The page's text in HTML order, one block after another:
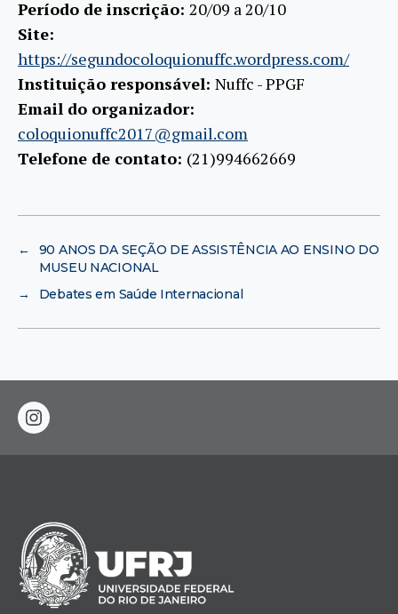
Período de inscrição: 20/09 a 20/10
Site:
https://segundocoloquionuffc.wordpress.com/
Instituição responsável: Nuffc - PPGF
Email do organizador:
coloquionuffc2017@gmail.com
Telefone de contato: (21)994662669
←
90 ANOS DA SEÇÃO DE ASSISTÊNCIA AO ENSINO DO
MUSEU NACIONAL
→
Debates em Saúde Internacional
instagram